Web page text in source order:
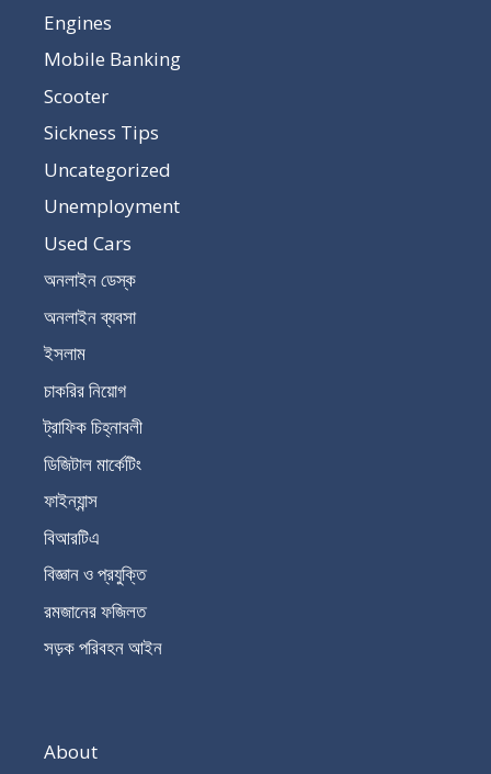
Engines
Mobile Banking
Scooter
Sickness Tips
Uncategorized
Unemployment
Used Cars
অনলাইন ডেস্ক
অনলাইন ব্যবসা
ইসলাম
চাকরির নিয়োগ
ট্রাফিক চিহ্নাবলী
ডিজিটাল মার্কেটিং
ফাইন্যান্স
বিআরটিএ
বিজ্ঞান ও প্রযুক্তি
রমজানের ফজিলত
সড়ক পরিবহন আইন
About